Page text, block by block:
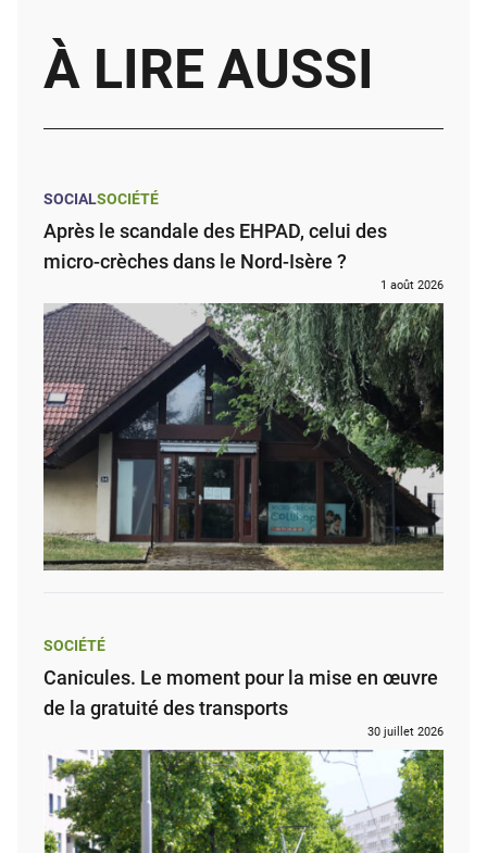
À LIRE AUSSI
SOCIALSOCIÉTÉ
Après le scandale des EHPAD, celui des
micro-crèches dans le Nord-Isère ?
1 août 2026
SOCIÉTÉ
Canicules. Le moment pour la mise en œuvre
de la gratuité des transports
30 juillet 2026